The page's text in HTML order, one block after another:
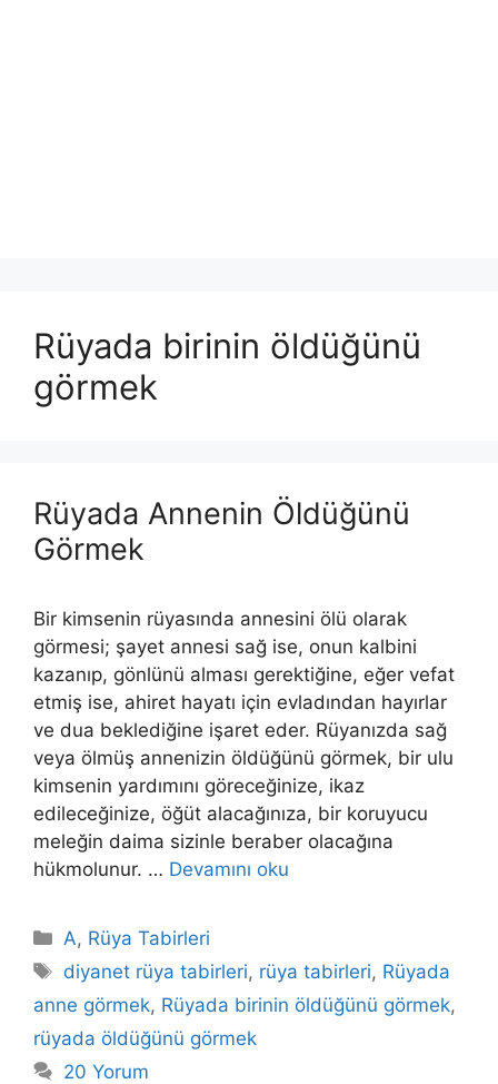
Rüyada birinin öldüğünü
görmek
Rüyada Annenin Öldüğünü
Görmek
Bir kimsenin rüyasında annesini ölü olarak
görmesi; şayet annesi sağ ise, onun kalbini
kazanıp, gönlünü alması gerektiğine, eğer vefat
etmiş ise, ahiret hayatı için evladından hayırlar
ve dua beklediğine işaret eder. Rüyanızda sağ
veya ölmüş annenizin öldüğünü görmek, bir ulu
kimsenin yardımını göreceğinize, ikaz
edileceğinize, öğüt ala­cağınıza, bir koruyucu
meleğin daima sizinle beraber olacağına
hükmolunur. … Devamını oku
Kategoriler
A, Rüya Tabirleri
Etiketler
diyanet rüya tabirleri, rüya tabirleri, Rüyada
anne görmek, Rüyada birinin öldüğünü görmek,
rüyada öldüğünü görmek
20 Yorum